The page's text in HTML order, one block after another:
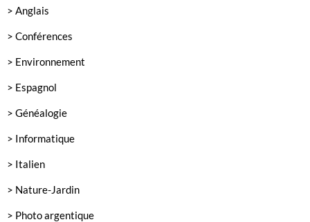
> Anglais
> Conférences
> Environnement
> Espagnol
> Généalogie
> Informatique
> Italien
> Nature-Jardin
> Photo argentique